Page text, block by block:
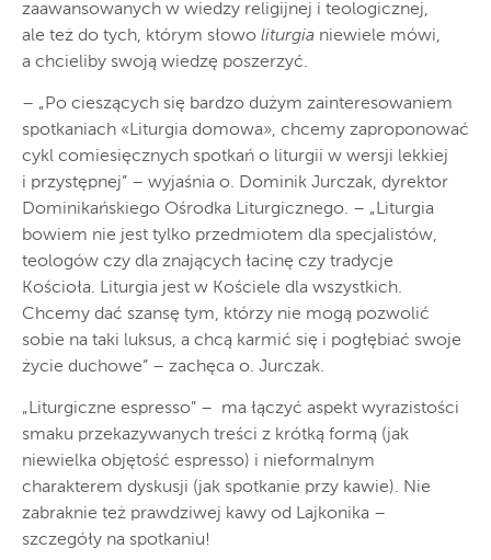
zaawansowanych w wiedzy religijnej i teologicznej,
ale też do tych, którym słowo liturgia niewiele mówi,
a chcieliby swoją wiedzę poszerzyć.
– „Po cieszących się bardzo dużym zainteresowaniem
spotkaniach «Liturgia domowa», chcemy zaproponować
cykl comiesięcznych spotkań o liturgii w wersji lekkiej
i przystępnej” – wyjaśnia o. Dominik Jurczak, dyrektor
Dominikańskiego Ośrodka Liturgicznego. – „Liturgia
bowiem nie jest tylko przedmiotem dla specjalistów,
teologów czy dla znających łacinę czy tradycje
Kościoła. Liturgia jest w Kościele dla wszystkich.
Chcemy dać szansę tym, którzy nie mogą pozwolić
sobie na taki luksus, a chcą karmić się i pogłębiać swoje
życie duchowe” – zachęca o. Jurczak.
„Liturgiczne espresso” – ma łączyć aspekt wyrazistości
smaku przekazywanych treści z krótką formą (jak
niewielka objętość espresso) i nieformalnym
charakterem dyskusji (jak spotkanie przy kawie). Nie
zabraknie też prawdziwej kawy od Lajkonika –
szczegóły na spotkaniu!